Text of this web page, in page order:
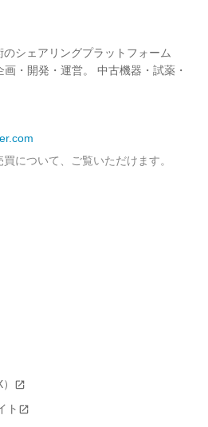
シェアリングプラットフォーム
画・開発・運営。 中古機器・試薬・
について、ご覧いただけます。
ト